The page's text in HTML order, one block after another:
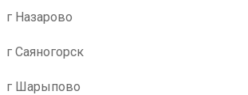
г Назарово
г Саяногорск
г Шарыпово